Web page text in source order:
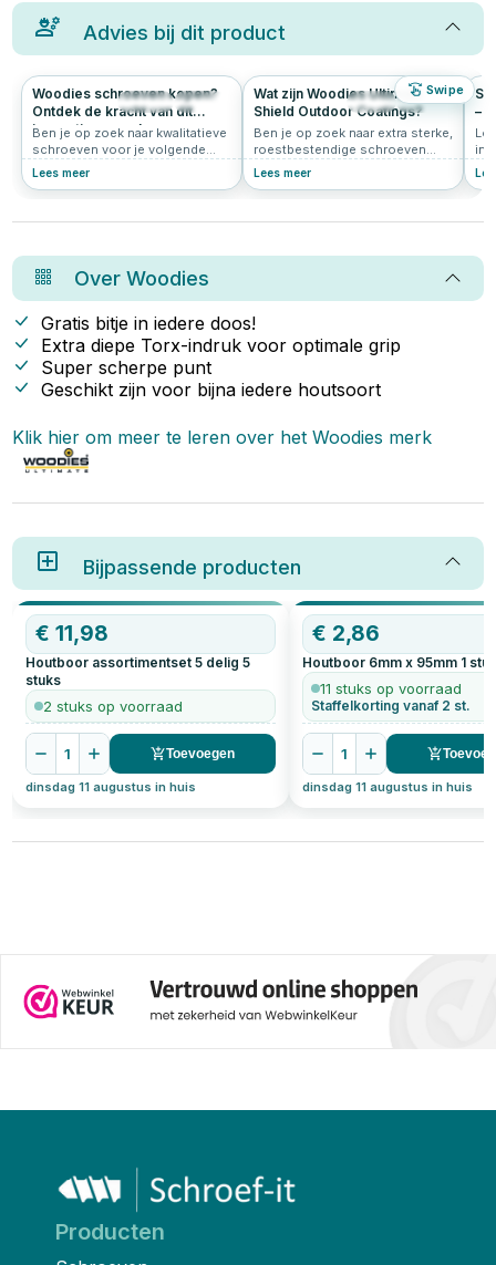
Advies bij dit product
Swipe
206 4.9
Woodies schroeven kopen?
Ontdek de kracht van dit
innovatieve merk
Ben je op zoek naar kwalitatieve
schroeven voor je volgende
klus? Grote kans dat je dan
keuze is.
Lees meer
112 5.0
Wat zijn Woodies Ultimate
Shield Outdoor Coatings?
Ben je op zoek naar extra sterke,
roestbestendige schroeven
voor buitengebruik of vochtige
schroeven langdurig te
beschermen tegen roest,
slijtage en beschadiging. Dankzij
deze coating zijn Woodies
en betrouwbaarder dan veel
standaard RVS-alternatieven.
Lees meer
–
en
OverWoodies
Gratis bitje in iedere doos!
Extra diepe Torx-indruk voor optimale grip
Super scherpe punt
Geschikt zijn voor bijna iedere houtsoort
Klik hier om meer te leren over hetWoodies merk
Bijpassende producten
€11,98
Houtboor assortimentset 5 delig 5
stuks
2 stuks op voorraad
1 Toevoegen
dinsdag 11 augustus in huis
€ 2,86
Houtboor 6mm x 95mm 1
11 stuks op voorraad
Staffelkorting vanaf 2 st.
1
dinsdag 11 augustus in huis
Producten